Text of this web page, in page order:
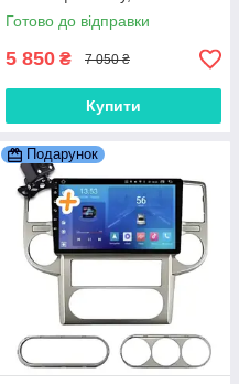
Покращена модель
Готово до відправки
5 850 ₴ 7 050 ₴
Купити
Подарунок